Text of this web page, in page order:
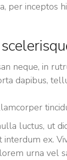
per inceptos
neque, in
dapibus,
luctus, ut
ex.
urna vel